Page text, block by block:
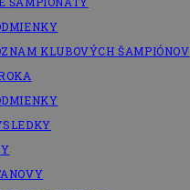
KLUBOVÝCH ŠAMPIÓNOV